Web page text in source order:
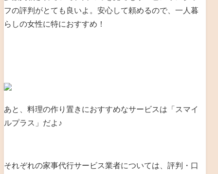
フの評判がとても良いよ。安心して頼めるので、一人暮
らしの女性に特におすすめ！
あと、料理の作り置きにおすすめなサービスは「スマイ
ルプラス」だよ♪
それぞれの家事代行サービス業者については、評判・口